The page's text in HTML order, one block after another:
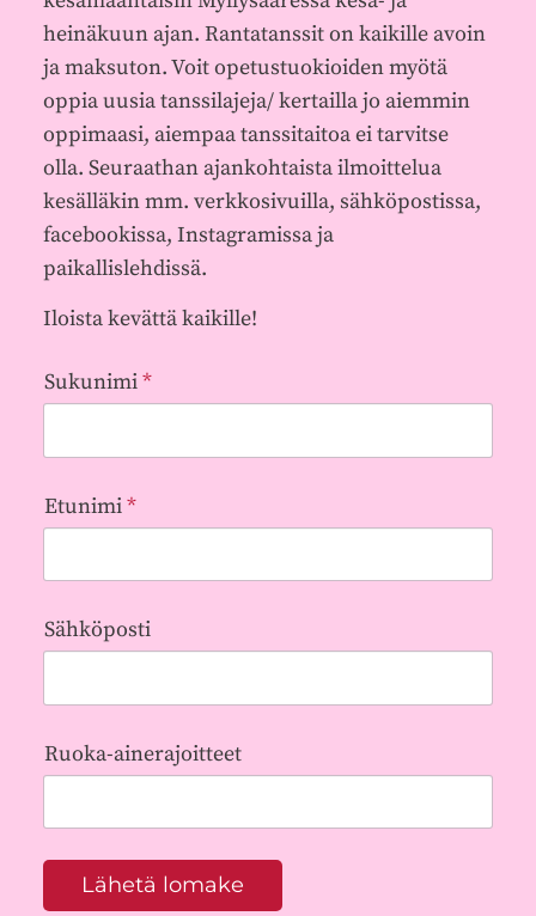
heinäkuun ajan. Rantatanssit on kaikille avoin
ja maksuton. Voit opetustuokioiden myötä
oppia uusia tanssilajeja/ kertailla jo aiemmin
oppimaasi, aiempaa tanssitaitoa ei tarvitse
olla. Seuraathan ajankohtaista ilmoittelua
kesälläkin mm. verkkosivuilla, sähköpostissa,
facebookissa, Instagramissa ja
paikallislehdissä.
Iloista kevättä kaikille!
Sukunimi*
Etunimi*
Sähköposti
Ruoka-ainerajoitteet
Lähetä lomake